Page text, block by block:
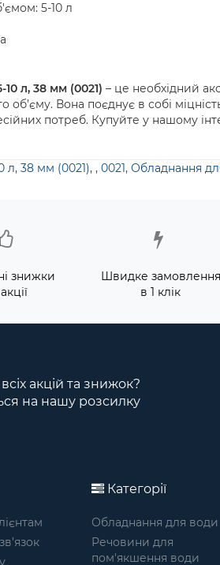
5-10 л
л, 38 мм (0021) – це необхідний
об’єму. Вона поєднує в собі
потреб. Купуйте у нашому
л, 38 мм (0021), , 0021, Обладнання
знижки
Швидке замовлення
в 1 клік
акцій та знижок?
на нашу розсилку
Категорії
Обладнання для води
Речовини для
пом'якшення води